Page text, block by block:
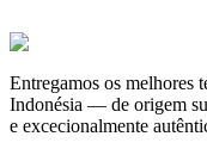
Entregamos os melhores
Indonésia — de origem
e excecionalmente